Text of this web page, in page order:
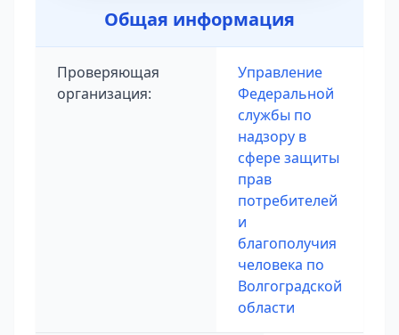
Общая информация
Проверяющая
организация:
Управление
Федеральной
службы по
надзору в
сфере защиты
прав
потребителей
и
благополучия
человека по
Волгоградской
области